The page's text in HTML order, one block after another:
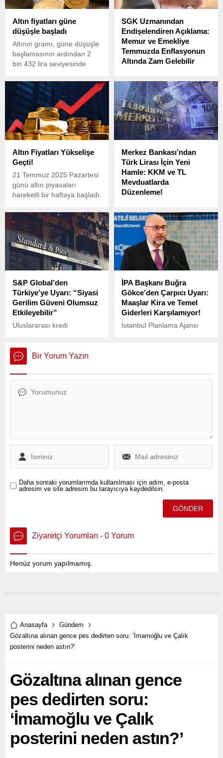
Altın fiyatları güne
düşüşle başladı
Altının gramı, güne düşüşle
başlamasının ardından 2
bin 432 lira seviyesinde
altın, Cumhuriyet altını ve
ons altın fiyatları...
SGK Uzmanından
Endişelendiren Açıklama:
Memur ve Emekliye
Temmuzda Enflasyonun
Altında Zam Gelebilir
Karakaş, temmuz ayında
memur ve memur
emeklilerine yapılacak
zamla ilgili dikkat çeken
açıklamalarda bulundu.
Altın Fiyatları Yükselişe
Geçti!
21 Temmuz 2025 Pazartesi
günü altın piyasaları
hareketli bir haftaya başladı.
Merkez Bankası’ndan
Türk Lirası İçin Yeni
Hamle: KKM ve TL
Mevduatlarda
Düzenleme!
Bankası (TCMB), 21
Haziran 2025 itibarıyla Türk
Lirası’na geçişi teşvik
edecek yeni adımlar attı.
S&P Global’den
Türkiye’ye Uyarı: “Siyasi
Gerilim Güveni Olumsuz
Etkileyebilir”
Uluslararası kredi
son gelişmelerin ekonomi
ve piyasalar üzerindeki olası
etkilerini değerlendirdi.
İPA Başkanı Buğra
Gökce’den Çarpıcı Uyarı:
Maaşlar Kira ve Temel
Giderleri Karşılamıyor!
İstanbul Planlama Ajansı
çalışanların maaşlarının
Bir Yorum Yazın
Daha sonraki yorumlarımda kullanılması için adım, e-posta
adresim ve site adresim bu tarayıcıya kaydedilsin.
Ziyaretçi Yorumları - 0 Yorum
Henüz yorum yapılmamış.
Anasayfa
Gündem
Gözaltına alınan gence pes dedirten soru: ‘İmamoğlu ve Çalık
posterini neden astın?’
Gözaltına alınan gence
pes dedirten soru:
‘İmamoğlu ve Çalık
posterini neden astın?’